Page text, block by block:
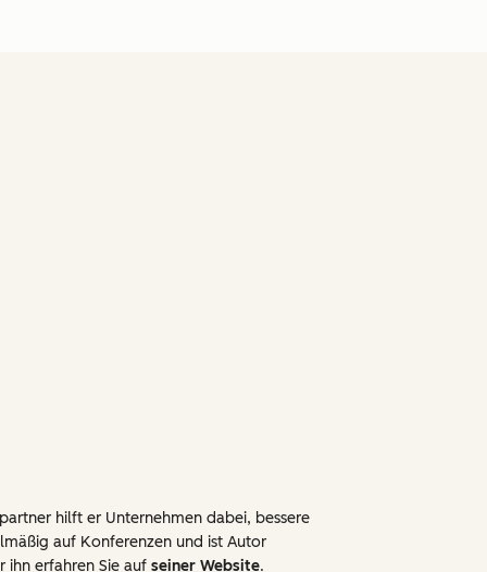
hilft er Unternehmen dabei, bessere
auf Konferenzen und ist Autor
ihn erfahren Sie auf seiner Website.